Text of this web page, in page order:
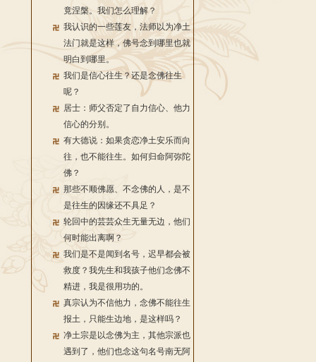
竟涅槃。我们怎么理解？
我认识的一些莲友，法师以为净土
法门就是这样，佛号念到哪里也就
明白到哪里。
我们是信心往生？还是念佛往生
呢？
居士：师父否定了自力信心、他力
信心的分别。
有大德说：如果贪恋净土安乐而向
往，也不能往生。如何归命阿弥陀
佛？
那些不顺佛愿、不念佛的人，是不
是往生的因缘还不具足？
轮回中的芸芸众生无量无边，他们
何时能出离啊？
我们是不是闻到名号，迟早都会被
救度？我先生和我孩子他们念佛不
精进，我是很用功的。
真宗认为不信他力，念佛不能往生
报土，只能生边地，是这样吗？
净土宗是以念佛为主，其他宗派也
遇到了，他们也念这句名号南无阿